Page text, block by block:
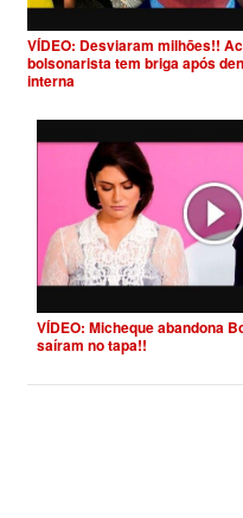
VÍDEO: Desviaram milhões!!
bolsonarista tem briga após
interna
VÍDEO: Micheque abandona
saíram no tapa!!